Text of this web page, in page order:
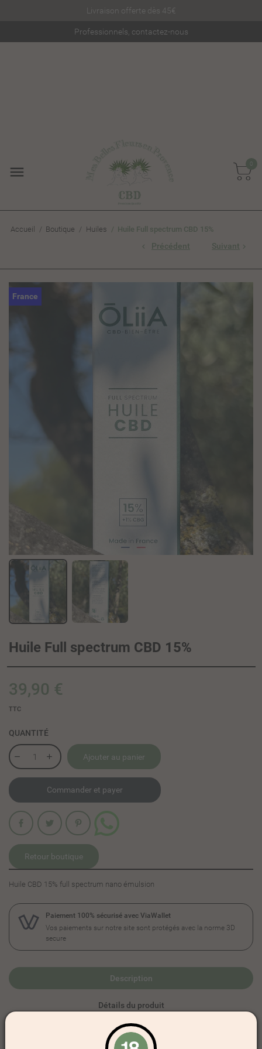
Livraison offerte dès 45€
Professionnels, contactez-nous
0
Accueil Boutique Huiles
Huile Full spectrum CBD 15%

Précédent Suivant 
France
Huile Full spectrum CBD 15%
39,90 €
TTC
QUANTITÉ
Ajouter au panier
Commander et payer
Partager
Retour boutique
Huile CBD 15% full spectrum nano émulsion
Paiement 100% sécurisé avec ViaWallet
Vos paiements sur notre site sont protégés avec la norme 3D
secure
Description
Détails du produit
est enfin disponible.